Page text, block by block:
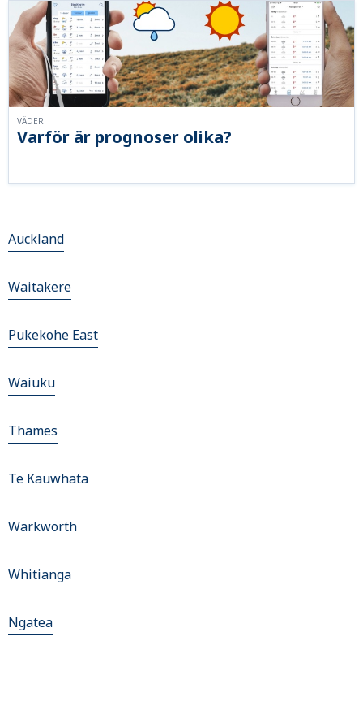
Varför är prognoser olika?
VÄDER
Auckland
Waitakere
Pukekohe East
Waiuku
Thames
Te Kauwhata
Warkworth
Whitianga
Ngatea